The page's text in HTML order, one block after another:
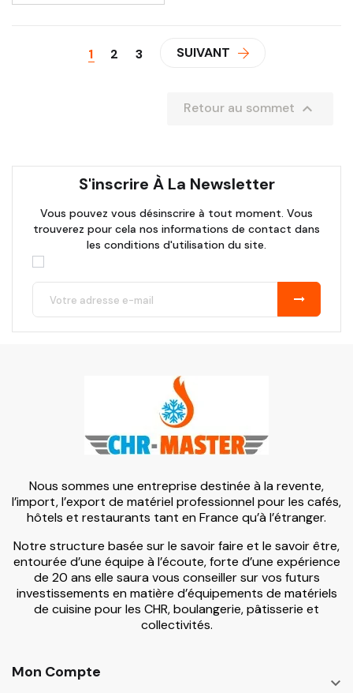
1 2 3 SUIVANT
Retour au sommet 
S'inscrire À La Newsletter
Vous pouvez vous désinscrire à tout moment. Vous
trouverez pour cela nos informations de contact dans
les conditions d'utilisation du site.
Nous sommes une entreprise destinée à la revente,
l’import, l’export de matériel professionnel pour les cafés,
hôtels et restaurants tant en France qu’à l’étranger.
Notre structure basée sur le savoir faire et le savoir être,
entourée d’une équipe à l’écoute, forte d’une expérience
de 20 ans elle saura vous conseiller sur vos futurs
investissements en matière d’équipements de matériels
de cuisine pour les CHR, boulangerie, pâtisserie et
collectivités.
Mon Compte
